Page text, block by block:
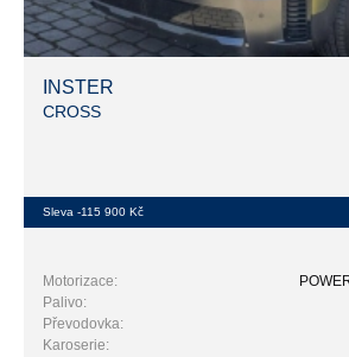
INSTER
CROSS
Sleva -115 900 Kč
Motorizace:
Palivo:
Převodovka:
Karoserie: